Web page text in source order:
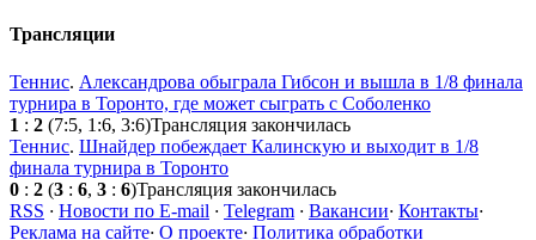
Трансляции
Теннис. Александрова обыграла Гибсон и вышла в 1/8 финала
турнира в Торонто, где может сыграть с Соболенко
1 : 2 (7:5, 1:6, 3:6)Трансляция закончилась
Теннис. Шнайдер побеждает Калинскую и выходит в 1/8
финала турнира в Торонто
0 : 2 (3 : 6, 3 : 6)Трансляция закончилась
RSS · Новости по E-mail · Telegram · Вакансии· Контакты·
Реклама на сайте· О проекте· Политика обработки